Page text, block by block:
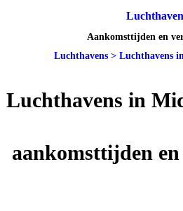
Aankomsttijden en
Luchthavens> Luchthavens
Luchthavens in
aankomsttijden